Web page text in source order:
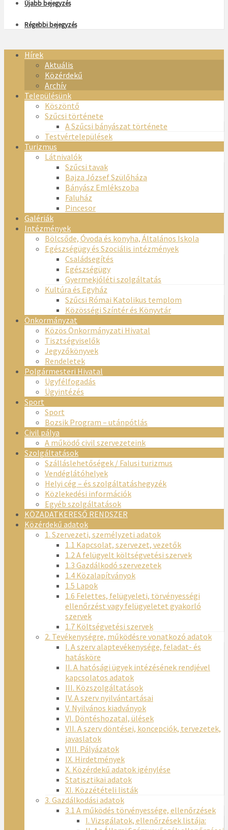
Újabb bejegyzés
Régebbi bejegyzés
Hírek
Aktuális
Közérdekű
Archív
Településünk
Köszöntő
Szűcsi története
A Szűcsi bányászat története
Testvértelepülések
Turizmus
Látnivalók
Szűcsi tavak
Bajza József Szülőháza
Bányász Emlékszoba
Faluház
Pincesor
Galériák
Intézmények
Bölcsőde, Óvoda és konyha, Általános Iskola
Egészségügy és Szociális intézmények
Családsegítés
Egészségügy
Gyermekjóléti szolgáltatás
Kultúra és Egyház
Szűcsi Római Katolikus templom
Közösségi Színtér és Könyvtár
Önkormányzat
Közös Önkormányzati Hivatal
Tisztségviselők
Jegyzőkönyvek
Rendeletek
Polgármesteri Hivatal
Ügyfélfogadás
Ügyintézés
Sport
Sport
Bozsik Program – utánpótlás
Civil pálya
A működő civil szervezeteink
Szolgáltatások
Szálláslehetőségek / Falusi turizmus
Vendéglátóhelyek
Helyi cég – és szolgáltatáshegyzék
Közlekedési információk
Egyéb szolgáltatások
KÖZADATKERESŐ RENDSZER
Közérdekű adatok
1. Szervezeti, személyzeti adatok
1.1 Kapcsolat, szervezet, vezetők
1.2 A felügyelt költségvetési szervek
1.3 Gazdálkodó szervezetek
1.4 Közalapítványok
1.5 Lapok
1.6 Felettes, felügyeleti, törvényességi
ellenőrzést vagy felügyeletet gyakorló
szervek
1.7 Költségvetési szervek
2. Tevékenységre, működésre vonatkozó adatok
I. A szerv alaptevékenysége, feladat- és
hatásköre
II. A hatósági ügyek intézésének rendjével
kapcsolatos adatok
III. Közszolgáltatások
IV. A szerv nyilvántartásai
V. Nyilvános kiadványok
VI. Döntéshozatal, ülések
VII. A szerv döntései, koncepciók, tervezetek,
javaslatok
VIII. Pályázatok
IX. Hirdetmények
X. Közérdekű adatok igénylése
Statisztikai adatok
XI. Közzétételi listák
3. Gazdálkodási adatok
3.1 A működés törvényessége, ellenőrzések
I. Vizsgálatok, ellenőrzések listája: